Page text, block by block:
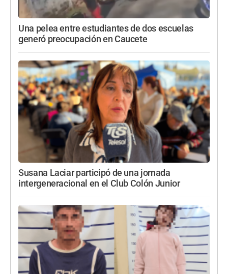
Una pelea entre estudiantes de dos escuelas
generó preocupación en Caucete
Susana Laciar participó de una jornada
intergeneracional en el Club Colón Junior